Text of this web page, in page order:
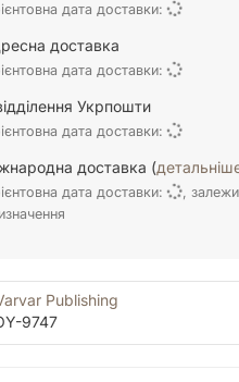
дата доставки:
доставка
дата доставки:
Укрпошти
дата доставки:
доставка (
дата доставки:
,
Publishing
9747